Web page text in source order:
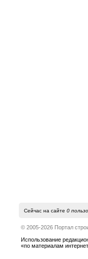
Сейчас на сайте 0
© 2005-2026 Портал
Использование
«по материалам